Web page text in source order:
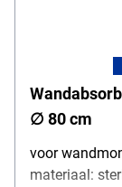
∅ 80 cm
voor
materiaal: